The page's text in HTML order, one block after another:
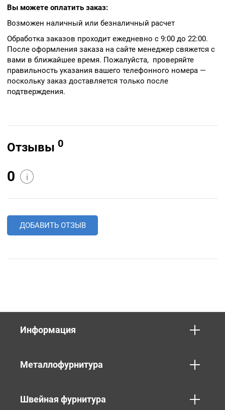
Вы можете оплатить заказ:
Возможен наличный или безналичный расчет
Обработка заказов проходит ежедневно с 9:00 до 22:00.
После оформления заказа на сайте менеджер свяжется с
вами в ближайшее время. Пожалуйста, проверяйте
правильность указания вашего телефонного номера —
поскольку заказ доставляется только после
подтверждения.
Отзывы 0
0 i
ДОБАВИТЬ ОТЗЫВ
Информация
Металлофурнитура
Швейная фурнитура